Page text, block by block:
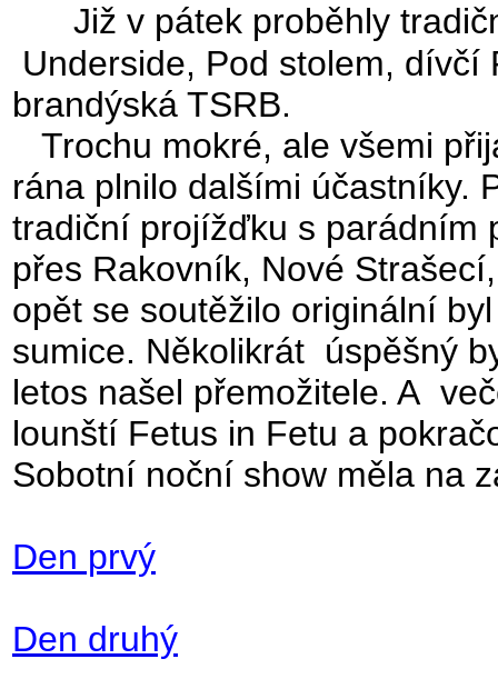
Již v pátek proběhly
Underside, Pod stolem,
brandýská TSRB.
Trochu mokré, ale všemi
rána plnilo dalšími účastníky.
tradiční projížďku s parádním
přes Rakovník, Nové
opět se soutěžilo originální
sumice. Několikrát úspěšný
letos našel přemožitele. A
lounští Fetus in Fetu a
Sobotní noční show měla na
Den prvý
Den druhý